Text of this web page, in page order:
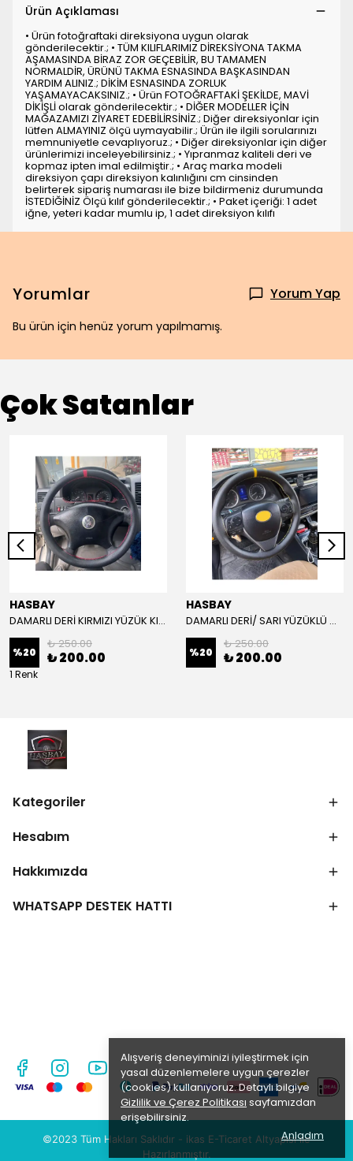
Alışveriş deneyiminizi iyileştirmek için
yasal düzenlemelere uygun çerezler
(cookies) kullanıyoruz. Detaylı bilgiye
Gizlilik ve Çerez Politikası sayfamızdan
erişebilirsiniz.
Anladım
Ürün Açıklaması
• Ürün fotoğraftaki direksiyona uygun olarak
gönderilecektir.; • TÜM KILIFLARIMIZ DİREKSİYONA TAKMA
AŞAMASINDA BİRAZ ZOR GEÇEBİLİR, BU TAMAMEN
NORMALDİR, ÜRÜNÜ TAKMA ESNASINDA BAŞKASINDAN
YARDIM ALINIZ.; DİKİM ESNASINDA ZORLUK
YAŞAMAYACAKSINIZ.; • Ürün FOTOĞRAFTAKİ ŞEKİLDE, MAVİ
DİKİŞLİ olarak gönderilecektir.; • DİĞER MODELLER İÇİN
MAĞAZAMIZI ZİYARET EDEBİLİRSİNİZ.; Diğer direksiyonlar için
lütfen ALMAYINIZ ölçü uymayabilir.; Ürün ile ilgili sorularınızı
memnuniyetle cevaplıyoruz.; • Diğer direksiyonlar için diğer
ürünlerimizi inceleyebilirsiniz.; • Yıpranmaz kaliteli deri ve
kopmaz ipten imal edilmiştir.; • Araç marka modeli
direksiyon çapı direksiyon kalınlığını cm cinsinden
belirterek sipariş numarası ile bize bildirmeniz durumunda
İSTEDİĞİNİZ Ölçü kılıf gönderilecektir.; • Paket içeriği: 1 adet
iğne, yeteri kadar mumlu ip, 1 adet direksiyon kılıfı
Yorumlar Yorum Yap
Bu ürün için henüz yorum yapılmamış.
Çok Satanlar
HASBAY
DAMARLI DERİ KIRMIZI YÜZÜK KIRMIZI DİKİŞLİ VW CRAFTER İÇİN İP İĞNE DAHİL
%20
₺ 250.00
₺ 200.00
1 Renk
HASBAY
DAMARLI DERİ/ SARI YÜZÜKLÜ MODEL/SARI DİKİŞLİ/HIZLI KARGO
%20
₺ 250.00
₺ 200.00
Kategoriler
Hesabım
Hakkımızda
WHATSAPP DESTEK HATTI
©2023 Tüm Hakları Saklıdır - ikas E-Ticaret Altyapısı ile
Hazırlanmıştır.